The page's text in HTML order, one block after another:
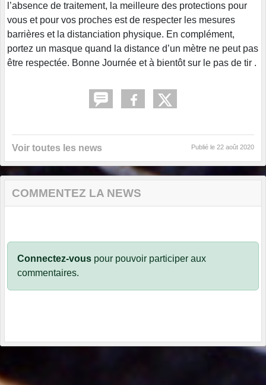
l’absence de traitement, la meilleure des protections pour
vous et pour vos proches est de respecter les mesures
barrières et la distanciation physique. En complément,
portez un masque quand la distance d’un mètre ne peut pas
être respectée. Bonne Journée et à bientôt sur le pas de tir .
Voir toutes les news Publié le 22 août 2020
COMMENTEZ LA NEWS
Connectez-vous pour pouvoir participer aux
commentaires.